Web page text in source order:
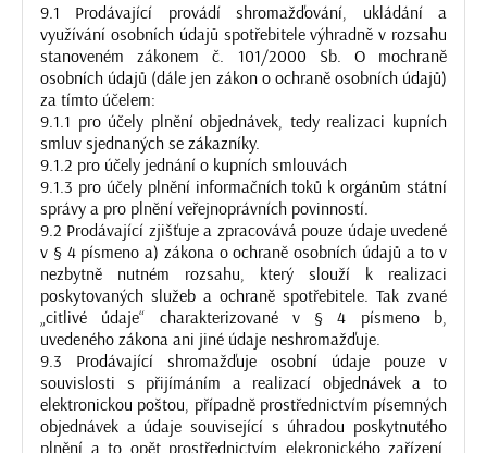
9.1 Prodávající provádí shromažďování, ukládání a
využívání osobních údajů spotřebitele výhradně v rozsahu
stanoveném zákonem č. 101/2000 Sb. O mochraně
osobních údajů (dále jen zákon o ochraně osobních údajů)
za tímto účelem:
9.1.1 pro účely plnění objednávek, tedy realizaci kupních
smluv sjednaných se zákazníky.
9.1.2 pro účely jednání o kupních smlouvách
9.1.3 pro účely plnění informačních toků k orgánům státní
správy a pro plnění veřejnoprávních povinností.
9.2 Prodávající zjišťuje a zpracovává pouze údaje uvedené
v § 4 písmeno a) zákona o ochraně osobních údajů a to v
nezbytně nutném rozsahu, který slouží k realizaci
poskytovaných služeb a ochraně spotřebitele. Tak zvané
„citlivé údaje“ charakterizované v § 4 písmeno b,
uvedeného zákona ani jiné údaje neshromažďuje.
9.3 Prodávající shromažďuje osobní údaje pouze v
souvislosti s přijímáním a realizací objednávek a to
elektronickou poštou, případně prostřednictvím písemných
objednávek a údaje související s úhradou poskytnutého
plnění a to opět prostřednictvím elekronického zařízení,